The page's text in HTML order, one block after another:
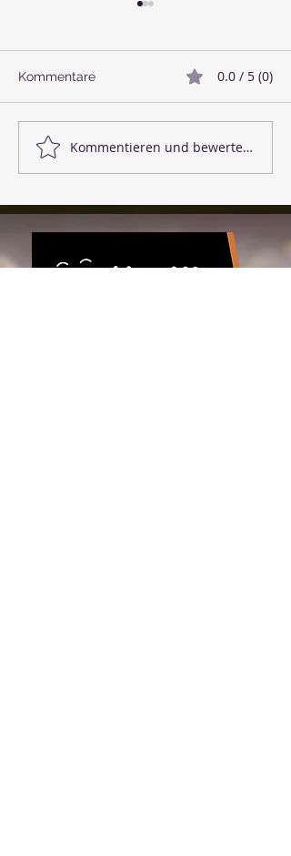
🥓 Veganer Bacon
Kommentare 0.0 / 5 (0)
Kommentieren und bewerten...